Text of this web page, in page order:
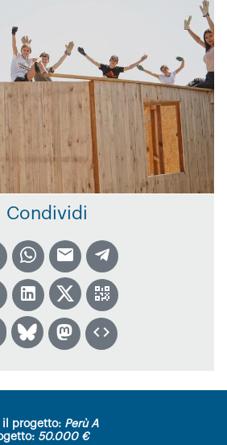
Condividi
il progetto: Perù A
50.000 €